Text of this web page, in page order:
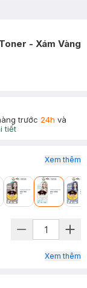
- Xám Vàng
trước 24h và
tiết
Xem thêm
Xem thêm